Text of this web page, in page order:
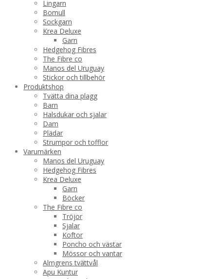
Lingarn
Bomull
Sockgarn
Krea Deluxe
Garn
Hedgehog Fibres
The Fibre co
Manos del Uruguay
Stickor och tillbehör
Produktshop
Tvätta dina plagg
Barn
Halsdukar och sjalar
Dam
Plädar
Strumpor och tofflor
Varumärken
Manos del Uruguay
Hedgehog Fibres
Krea Deluxe
Garn
Böcker
The Fibre co
Tröjor
Sjalar
Koftor
Poncho och västar
Mössor och vantar
Almgrens tvättvål
Apu Kuntur